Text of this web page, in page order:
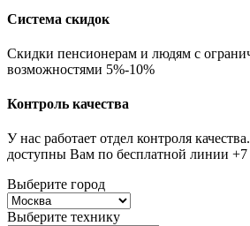
Система скидок
Скидки пенсионерам и людям с
возможностями 5%-10%
Контроль качества
У нас работает отдел контроля
доступны Вам по бесплатной линии +7
Выберите город
Выберите технику